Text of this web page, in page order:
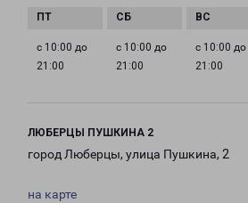
с 10:00 до
21:00
с 10:00 до
21:00
с 10:00 до
21:00
ЛЮБЕРЦЫ ПУШКИНА 2
город Люберцы, улица Пушкина, 2
на карте